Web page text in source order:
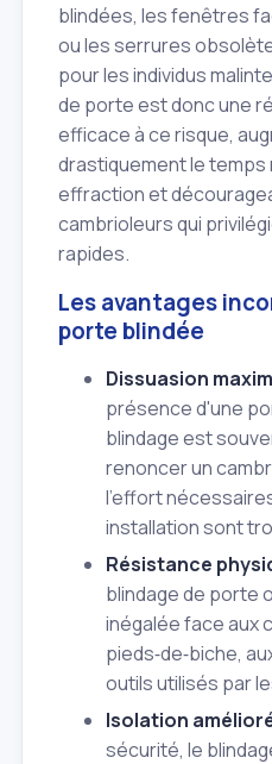
blindées, les fenêtres
ou les serrures
pour les individus
de porte est donc une
efficace à ce risque,
drastiquement le temps
effraction et
cambrioleurs qui
rapides.
Les avantages
porte blindée
Dissuasion
présence d'une
blindage est
renoncer un
l'effort
installation sont
Résistance
blindage de porte
inégalée face aux
pieds‑de‑biche,
outils utilisés par
Isolation
sécurité, le